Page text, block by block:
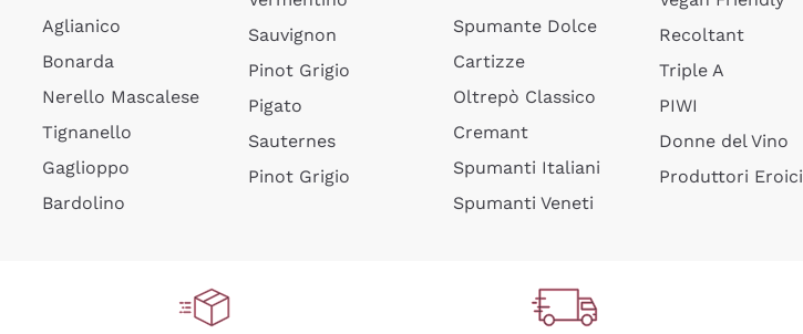
Aglianico
Bonarda
Nerello Mascalese
Tignanello
Gaglioppo
Bardolino
Sauvignon
Pinot Grigio
Pigato
Sauternes
Pinot Grigio
Spumante Dolce
Cartizze
Oltrepò Classico
Cremant
Spumanti Italiani
Spumanti Veneti
Recoltant
Triple A
PIWI
Donne del Vino
Produttori Eroici